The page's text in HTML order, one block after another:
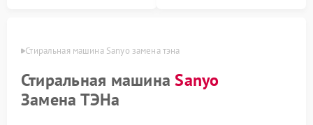
Стиральная машина Sanyo замена тэна
Стиральная машинаSanyo
Замена ТЭНа